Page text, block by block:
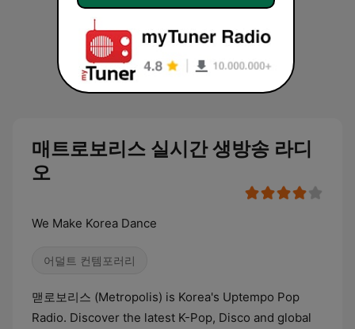
매트로보리스 실시간 생방송 라디
오
We Make Korea Dance
어덜트 컨템포러리
맫로보리스 (Metropolis) is Korea's Uptempo Pop
Radio. Discover the latest K-Pop, Disco and global